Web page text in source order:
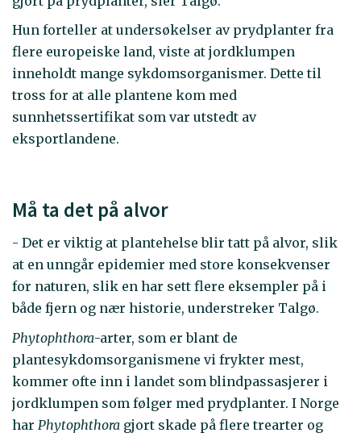
Hun forteller at undersøkelser av prydplanter fra
flere europeiske land, viste at jordklumpen
inneholdt mange sykdomsorganismer. Dette til
tross for at alle plantene kom med
sunnhetssertifikat som var utstedt av
eksportlandene.
Må ta det på alvor
- Det er viktig at plantehelse blir tatt på alvor, slik
at en unngår epidemier med store konsekvenser
for naturen, slik en har sett flere eksempler på i
både fjern og nær historie, understreker Talgø.
Phytophthora-arter, som er blant de
plantesykdomsorganismene vi frykter mest,
kommer ofte inn i landet som blindpassasjerer i
jordklumpen som følger med prydplanter. I Norge
har Phytophthora gjort skade på flere trearter og